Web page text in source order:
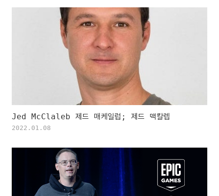
Jed McClaleb 제드 매케일럽; 제드 맥칼렙
2022.01.08